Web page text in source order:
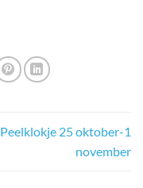
Peelklokje 25 oktober-1
november